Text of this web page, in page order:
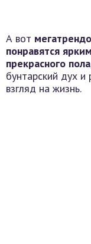
А вот
понравятся
прекрасного пола
бунтарский дух и
взгляд на жизнь.